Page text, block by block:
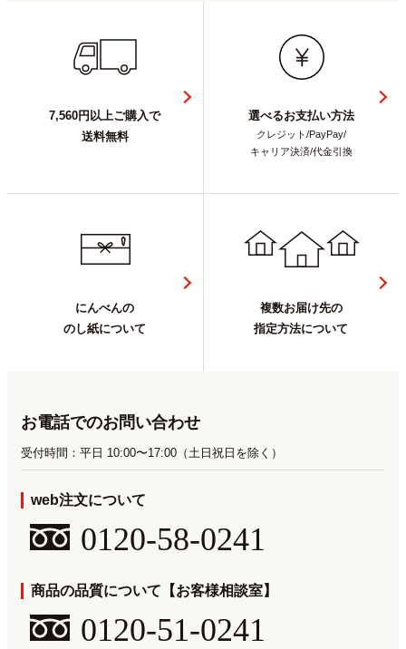
7,560円以上ご購入で
送料無料
選べるお支払い方法
クレジット/PayPay/
キャリア決済/代金引換
にんべんの
のし紙について
複数お届け先の
指定方法について
お電話でのお問い合わせ
受付時間：平日 10:00〜17:00（土日祝日を除く）
web注文について
0120-58-0241
商品の品質について【お客様相談室】
0120-51-0241